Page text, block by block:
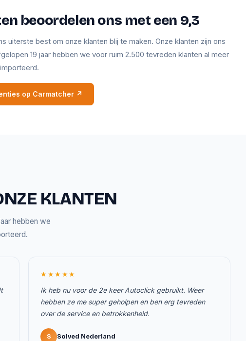
beoordelen ons met een 9,3
uiterste best om onze klanten blij te maken. Onze klanten zijn ons
19 jaar hebben we voor ruim 2.500 tevreden klanten al meer
op Carmatcher ↗
KLANTEN
hebben we
★★★★★
Ik heb nu voor de 2e keer Autoclick gebruikt. Weer
hebben ze me super geholpen en ben erg tevreden
over de service en betrokkenheid.
S Solved Nederland